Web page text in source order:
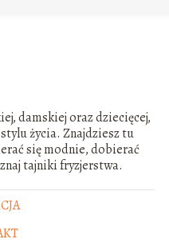
damskiej oraz dziecięcej,
życia. Znajdziesz tu
się modnie, dobierać
tajniki fryzjerstwa.